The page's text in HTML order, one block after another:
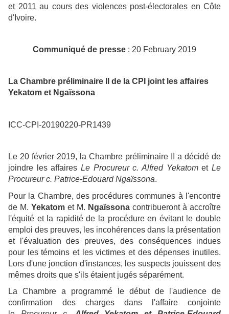
et 2011 au cours des violences post-électorales en Côte
d'Ivoire.
Communiqué de presse : 20 February 2019
La Chambre préliminaire II de la CPI joint les affaires
Yekatom et Ngaïssona
ICC-CPI-20190220-PR1439
Le 20 février 2019, la Chambre préliminaire II a décidé de
joindre les affaires Le Procureur c. Alfred YekatometLe
Procureur c. Patrice-Edouard Ngaïssona.
Pour la Chambre, des procédures communes à l'encontre
de M. Yekatom et M. Ngaïssona contribueront à accroître
l'équité et la rapidité de la procédure en évitant le double
emploi des preuves, les incohérences dans la présentation
et l'évaluation des preuves, des conséquences indues
pour les témoins et les victimes et des dépenses inutiles.
Lors d'une jonction d'instances, les suspects jouissent des
mêmes droits que s'ils étaient jugés séparément.
La Chambre a programmé le début de l'audience de
confirmation des charges dans l'affaire conjointe